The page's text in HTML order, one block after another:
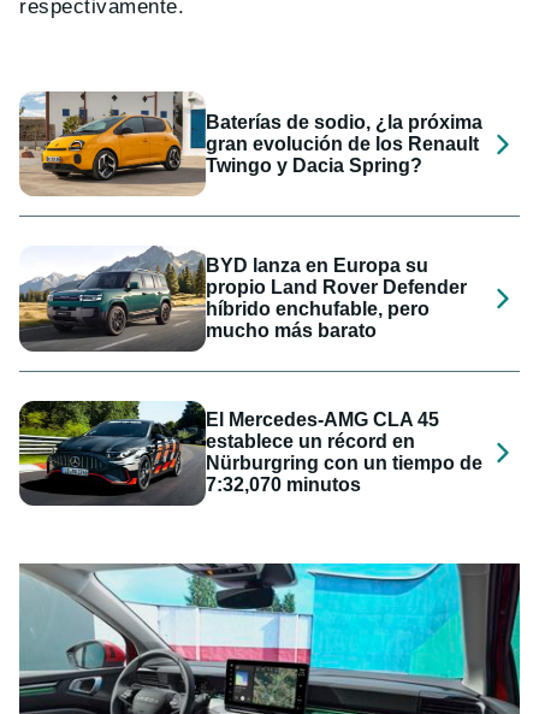
respectivamente.
Baterías de sodio, ¿la próxima
gran evolución de los Renault
Twingo y Dacia Spring?
BYD lanza en Europa su
propio Land Rover Defender
híbrido enchufable, pero
mucho más barato
El Mercedes-AMG CLA 45
establece un récord en
Nürburgring con un tiempo de
7:32,070 minutos